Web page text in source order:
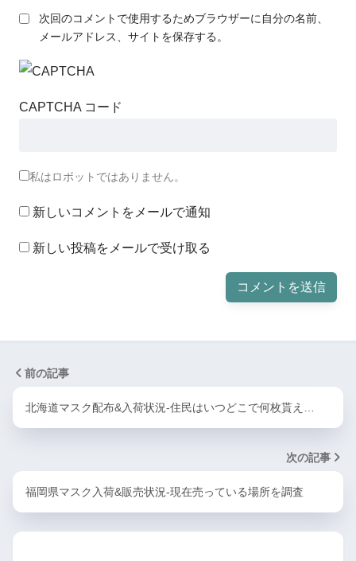
次回のコメントで使用するためブラウザーに自分の名前、
メールアドレス、サイトを保存する。
CAPTCHA コード
私はロボットではありません。
新しいコメントをメールで通知
新しい投稿をメールで受け取る
前の記事
北海道マスク配布&入荷状況-住民はいつどこで何枚貰え…
次の記事
福岡県マスク入荷&販売状況-現在売っている場所を調査